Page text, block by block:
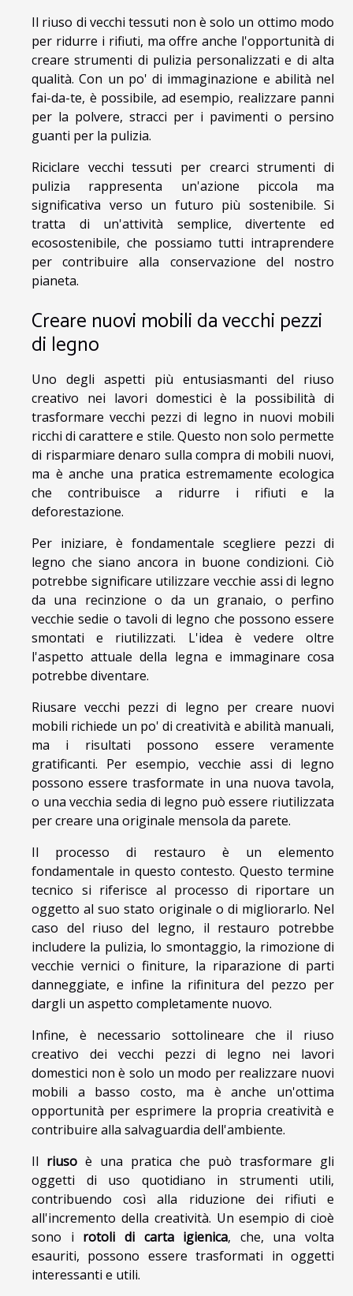
Il riuso di vecchi tessuti non è solo un ottimo modo
per ridurre i rifiuti, ma offre anche l'opportunità di
creare strumenti di pulizia personalizzati e di alta
qualità. Con un po' di immaginazione e abilità nel
fai-da-te, è possibile, ad esempio, realizzare panni
per la polvere, stracci per i pavimenti o persino
guanti per la pulizia.
Riciclare vecchi tessuti per crearci strumenti di
pulizia rappresenta un'azione piccola ma
significativa verso un futuro più sostenibile. Si
tratta di un'attività semplice, divertente ed
ecosostenibile, che possiamo tutti intraprendere
per contribuire alla conservazione del nostro
pianeta.
Creare nuovi mobili da vecchi pezzi
di legno
Uno degli aspetti più entusiasmanti del riuso
creativo nei lavori domestici è la possibilità di
trasformare vecchi pezzi di legno in nuovi mobili
ricchi di carattere e stile. Questo non solo permette
di risparmiare denaro sulla compra di mobili nuovi,
ma è anche una pratica estremamente ecologica
che contribuisce a ridurre i rifiuti e la
deforestazione.
Per iniziare, è fondamentale scegliere pezzi di
legno che siano ancora in buone condizioni. Ciò
potrebbe significare utilizzare vecchie assi di legno
da una recinzione o da un granaio, o perfino
vecchie sedie o tavoli di legno che possono essere
smontati e riutilizzati. L'idea è vedere oltre
l'aspetto attuale della legna e immaginare cosa
potrebbe diventare.
Riusare vecchi pezzi di legno per creare nuovi
mobili richiede un po' di creatività e abilità manuali,
ma i risultati possono essere veramente
gratificanti. Per esempio, vecchie assi di legno
possono essere trasformate in una nuova tavola,
o una vecchia sedia di legno può essere riutilizzata
per creare una originale mensola da parete.
Il processo di restauro è un elemento
fondamentale in questo contesto. Questo termine
tecnico si riferisce al processo di riportare un
oggetto al suo stato originale o di migliorarlo. Nel
caso del riuso del legno, il restauro potrebbe
includere la pulizia, lo smontaggio, la rimozione di
vecchie vernici o finiture, la riparazione di parti
danneggiate, e infine la rifinitura del pezzo per
dargli un aspetto completamente nuovo.
Infine, è necessario sottolineare che il riuso
creativo dei vecchi pezzi di legno nei lavori
domestici non è solo un modo per realizzare nuovi
mobili a basso costo, ma è anche un'ottima
opportunità per esprimere la propria creatività e
contribuire alla salvaguardia dell'ambiente.
Il riuso è una pratica che può trasformare gli
oggetti di uso quotidiano in strumenti utili,
contribuendo così alla riduzione dei rifiuti e
all'incremento della creatività. Un esempio di cioè
sono i rotoli di carta igienica, che, una volta
esauriti, possono essere trasformati in oggetti
interessanti e utili.